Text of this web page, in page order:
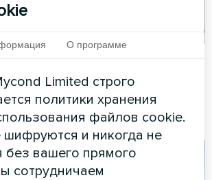
к
В)
Что такое фанкойл?
О программе
Limited строго
политики хранения
файлов cookie.
и никогда не
без вашего прямого
сотрудничаем